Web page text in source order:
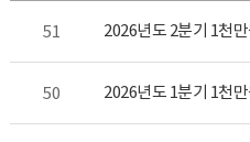
51 2026년도 2분기 1천
50 2026년도 1분기 1천